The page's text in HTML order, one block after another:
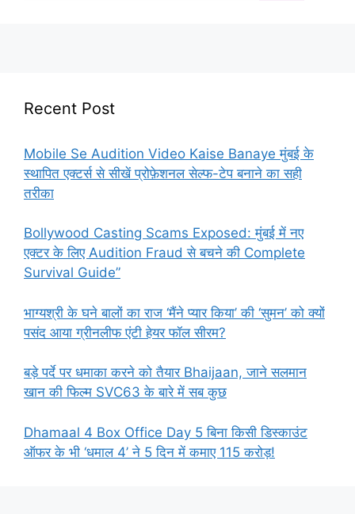
Recent Post
Mobile Se Audition Video Kaise Banaye मुंबई के
स्थापित एक्टर्स से सीखें प्रोफ़ेशनल सेल्फ-टेप बनाने का सही
तरीका
Bollywood Casting Scams Exposed: मुंबई में नए
एक्टर के लिए Audition Fraud से बचने की Complete
Survival Guide”
भाग्यश्री के घने बालों का राज ‘मैंने प्यार किया’ की ‘सुमन’ को क्यों
पसंद आया ग्रीनलीफ एंटी हेयर फॉल सीरम?
बड़े पर्दे पर धमाका करने को तैयार Bhaijaan, जाने सलमान
खान की फिल्म SVC63 के बारे में सब कुछ
Dhamaal 4 Box Office Day 5 बिना किसी डिस्काउंट
ऑफर के भी ‘धमाल 4’ ने 5 दिन में कमाए 115 करोड़!